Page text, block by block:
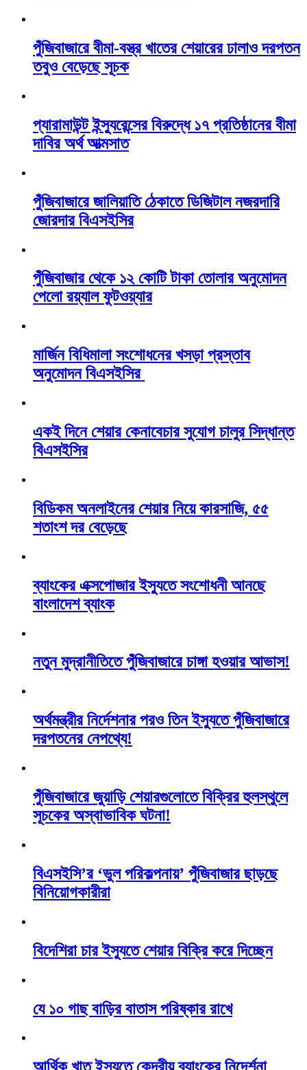
পুঁজিবাজারে বীমা-বস্ত্র খাতের শেয়ারের ঢালাও দরপতন
তবুও বেড়েছে সূচক
প্যারামাউন্ট ইন্স্যুরেন্সের বিরুদ্ধে ১৭ প্রতিষ্ঠানের বীমা
দাবির অর্থ আত্মসাত
পুঁজিবাজারে জালিয়াতি ঠেকাতে ডিজিটাল নজরদারি
জোরদার বিএসইসির
পুঁজিবাজার থেকে ১২ কোটি টাকা তোলার অনুমোদন
পেলো রয়্যাল ফুটওয়্যার
মার্জিন বিধিমালা সংশোধনের খসড়া প্রস্তাব
অনুমোদন বিএসইসির
একই দিনে শেয়ার কেনাবেচার সুযোগ চালুর সিদ্ধান্ত
বিএসইসির
বিডিকম অনলাইনের শেয়ার নিয়ে কারসাজি, ৫৫
শতাংশ দর বেড়েছে
ব্যাংকের এক্সপোজার ইস্যুতে সংশোধনী আনছে
বাংলাদেশ ব্যাংক
নতুন মুদ্রানীতিতে পুঁজিবাজারে চাঙ্গা হওয়ার আভাস!
অর্থমন্ত্রীর নির্দেশনার পরও তিন ইস্যুতে পুঁজিবাজারে
দরপতনের নেপথ্যে!
পুঁজিবাজারে জুয়াড়ি শেয়ারগুলোতে বিক্রির হুলস্থুলে
সূচকের অস্বাভাবিক ঘটনা!
বিএসইসি’র ‘ভুল পরিকল্পনায়’ পুঁজিবাজার ছাড়ছে
বিনিয়োগকারীরা
বিদেশিরা চার ইস্যুতে শেয়ার বিক্রি করে দিচ্ছেন
যে ১০ গাছ বাড়ির বাতাস পরিষ্কার রাখে